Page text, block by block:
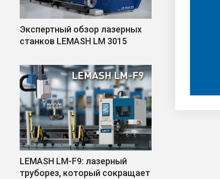
Экспертный обзор лазерных
станков LEMASH LM 3015
LEMASH LM-F9: лазерный
труборез, который сокращает